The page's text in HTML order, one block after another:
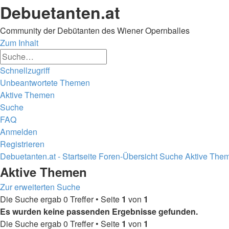
Debuetanten.at
Community der Debütanten des Wiener Opernballes
Zum Inhalt
Schnellzugriff
Unbeantwortete Themen
Aktive Themen
Suche
FAQ
Anmelden
Registrieren
Debuetanten.at - Startseite Foren-ÜbersichtSucheAktive
Suche
Aktive Themen
Zur erweiterten Suche
Die Suche ergab 0 Treffer • Seite 1 von 1
Es wurden keine passenden Ergebnisse gefunden.
Die Suche ergab 0 Treffer • Seite 1 von 1